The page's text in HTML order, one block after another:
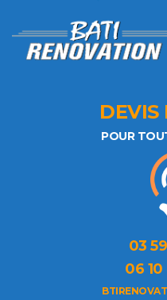
DEVIS
POUR
03
06